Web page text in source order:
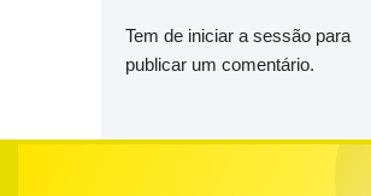
Tem de iniciar a sessão para
publicar um comentário.